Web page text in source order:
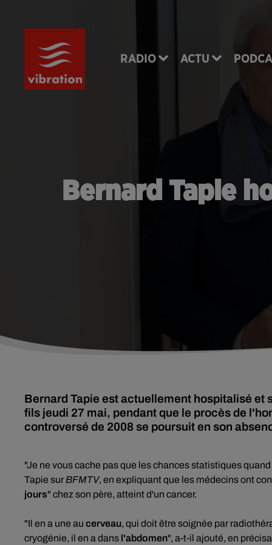
RADIO ACTU
Bernard Tapie
Bernard Tapie est actuellement hospitalisé et
fils jeudi 27 mai, pendant que le procès de
controversé de 2008 se poursuit en son
"Je ne vous cache pas que les chances statistiques
Tapie sur BFMTV, en expliquant que les médecins ont
jours" chez son père, atteint d'un cancer.
"Il en a une au cerveau, qui doit être soignée par
cryogénie, il en a dans l'abdomen", a-t-il ajouté, en